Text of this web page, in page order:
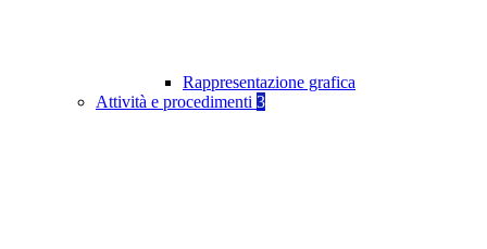
Rappresentazione grafica
Attività e procedimenti 3